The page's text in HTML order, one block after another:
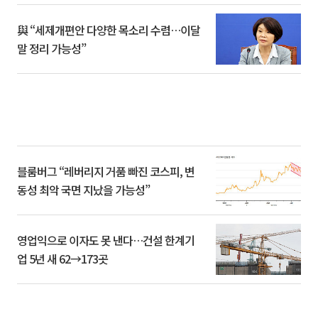
與 “세제개편안 다양한 목소리 수렴…이달
말 정리 가능성”
블룸버그 “레버리지 거품 빠진 코스피, 변
동성 최악 국면 지났을 가능성”
영업익으로 이자도 못 낸다…건설 한계기
업 5년 새 62→173곳